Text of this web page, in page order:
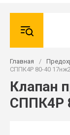
Главная /
СППК4Р 80-40
Клапан
СППК4Р